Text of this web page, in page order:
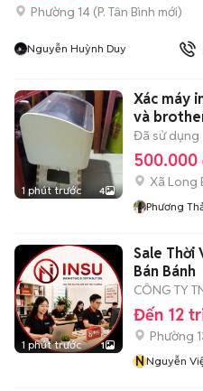
Phường 14 (P. Tân Bình mới)
Nguyễn Huỳnh Duy
1 phút trước 4
Xác máy
và
Đã sử dụng
500.000
Xã Long
Phương
1 phút trước 1
Sale Thời
Bán Bánh
CÔNG TY
Đến 12
Phường
NNguyễn